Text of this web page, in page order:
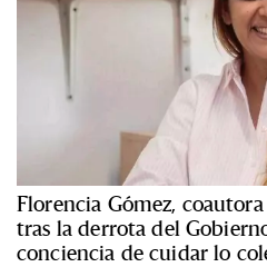
Florencia Gómez,
tras la derrota del
conciencia de cuidar lo